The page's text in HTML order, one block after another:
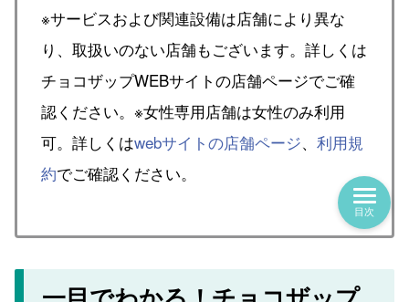
※サービスおよび関連設備は店舗により異な
り、取扱いのない店舗もございます。詳しくは
チョコザップWEBサイトの店舗ページでご確
認ください。※女性専用店舗は女性のみ利用
可。詳しくはwebサイトの店舗ページ、 利用規
約でご確認ください。
目次